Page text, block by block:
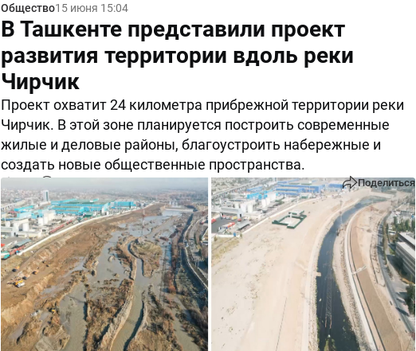
Общество15 июня 15:04
В Ташкенте представили проект
развития территории вдоль реки
Чирчик
Проект охватит 24 километра прибрежной территории реки
Чирчик. В этой зоне планируется построить современные
жилые и деловые районы, благоустроить набережные и
создать новые общественные пространства.
Поделиться